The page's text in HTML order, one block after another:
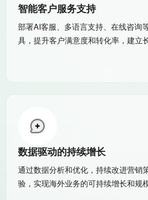
智能客户服务支持
部署AI客服、多语言支持、在线咨询
具，提升客户满意度和转化率，建立
数据驱动的持续增长
通过数据分析和优化，持续改进营销
验，实现海外业务的可持续增长和规